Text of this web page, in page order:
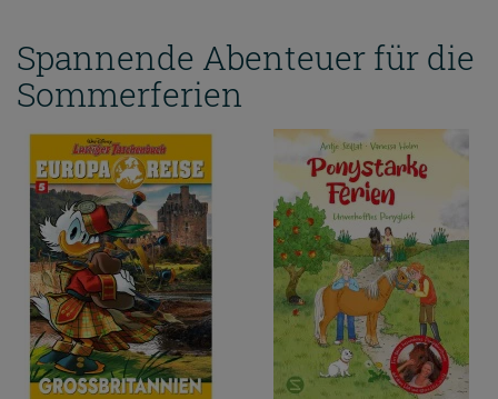
Spannende Abenteuer für die
Sommerferien